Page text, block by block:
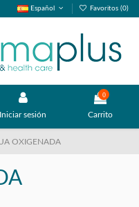
Español Favoritos (0)
Iniciar sesión
0
Carrito
OXIGENADA